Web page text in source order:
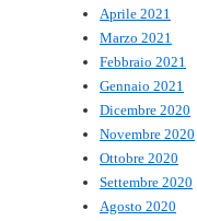
Aprile 2021
Marzo 2021
Febbraio 2021
Gennaio 2021
Dicembre 2020
Novembre 2020
Ottobre 2020
Settembre 2020
Agosto 2020